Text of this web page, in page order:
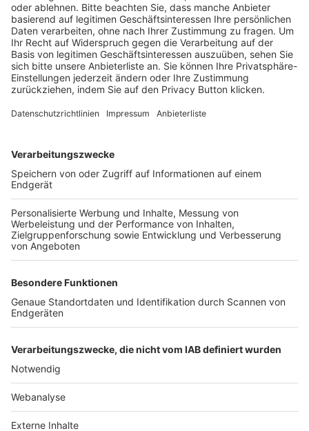
BFV-Geschäftsstellen
Trainerbörse
Login SpielPlus
FOLGE DEM BFV
TOP-VEREINE
TOP-PARTNER
Nutzungsbedingungen Datenschutz Impressum